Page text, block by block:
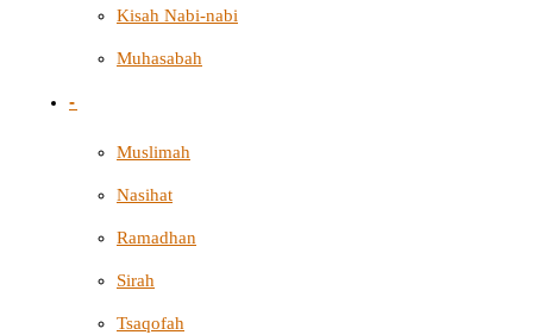
Kisah Nabi-nabi
Muhasabah
-
Muslimah
Nasihat
Ramadhan
Sirah
Tsaqofah